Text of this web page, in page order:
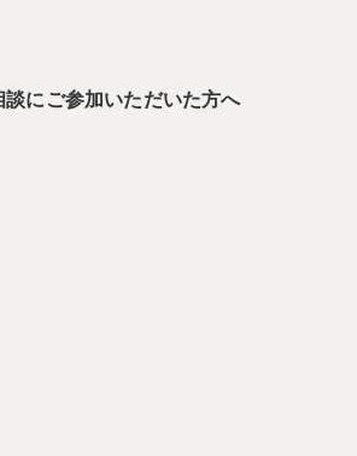
にご参加いただいた方へ